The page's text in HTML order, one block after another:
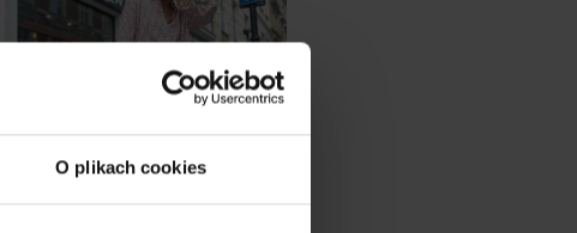
O plikach cookies